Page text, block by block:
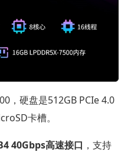
，硬盘是512GB PCIe 4.0
卡槽。
40Gbps高速接口 ，支持